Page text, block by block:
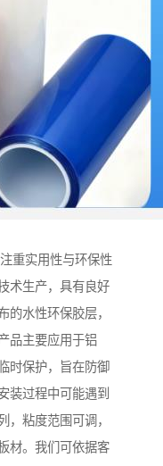
重实用性与环保性
术生产，具有良好
的水性环保胶层，
品主要应用于铝
时保护，旨在防御
装过程中可能遇到
，粘度范围可调，
材。我们可依据客